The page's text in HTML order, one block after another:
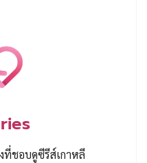
ที่ชอบดูซีรีส์เกาหลี